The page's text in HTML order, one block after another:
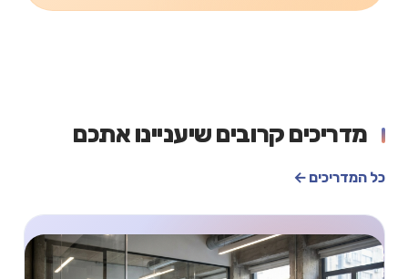
מדריכים קרובים שיעניינו אתכם
כל המדריכים ←